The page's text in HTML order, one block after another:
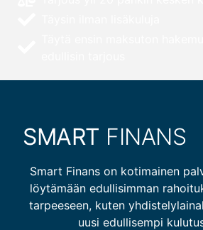
SMART FINANS
Smart Finans on kotimainen
löytämään edullisimman
tarpeeseen, kuten
uusi edullisempi